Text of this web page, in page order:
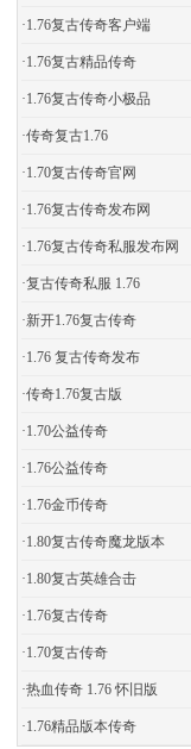
·1.76复古传奇客户端
·1.76复古精品传奇
·1.76复古传奇小极品
·传奇复古1.76
·1.70复古传奇官网
·1.76复古传奇发布网
·1.76复古传奇私服发布网
·复古传奇私服 1.76
·新开1.76复古传奇
·1.76 复古传奇发布
·传奇1.76复古版
·1.70公益传奇
·1.76公益传奇
·1.76金币传奇
·1.80复古传奇魔龙版本
·1.80复古英雄合击
·1.76复古传奇
·1.70复古传奇
·热血传奇 1.76 怀旧版
·1.76精品版本传奇